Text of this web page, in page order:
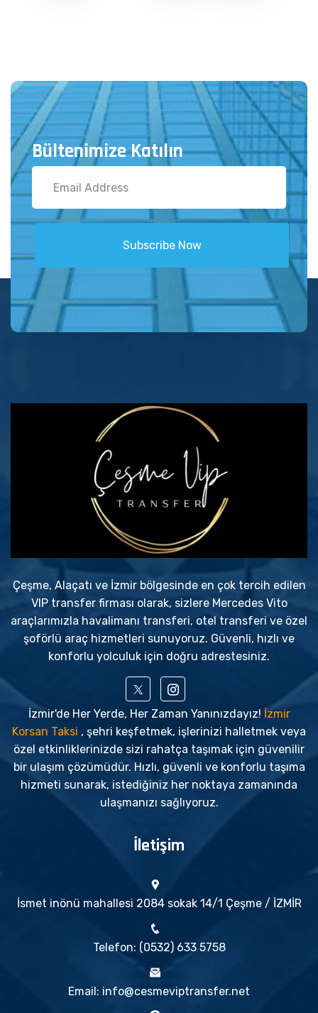
Bültenimize Katılın
Subscribe Now
Çeşme, Alaçatı ve İzmir bölgesinde en çok tercih edilen
VIP transfer firması olarak, sizlere Mercedes Vito
araçlarımızla havalimanı transferi, otel transferi ve özel
şoförlü araç hizmetleri sunuyoruz. Güvenli, hızlı ve
konforlu yolculuk için doğru adrestesiniz.
İzmir'de Her Yerde, Her Zaman Yanınızdayız! İzmir
Korsan Taksi , şehri keşfetmek, işlerinizi halletmek veya
özel etkinliklerinizde sizi rahatça taşımak için güvenilir
bir ulaşım çözümüdür. Hızlı, güvenli ve konforlu taşıma
hizmeti sunarak, istediğiniz her noktaya zamanında
ulaşmanızı sağlıyoruz.
İletişim
İsmet inönü mahallesi 2084 sokak 14/1 Çeşme / İZMİR
Telefon: (0532) 633 5758
Email: info@cesmeviptransfer.net